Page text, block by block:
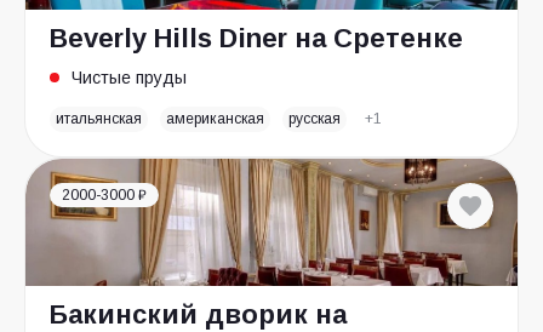
Beverly Hills Diner на Сретенке
Чистые пруды
итальянская американская русская +1
2000-3000 ₽
Бакинский дворик на